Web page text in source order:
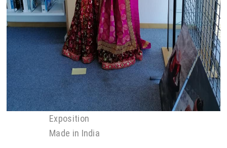
Exposition
Made in India